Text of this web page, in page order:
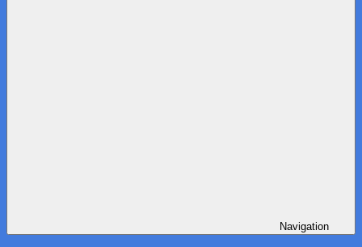
Navigation